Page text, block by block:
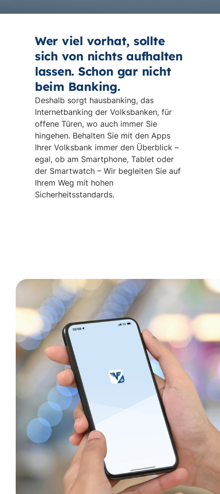
Wer viel vorhat, sollte
sich von nichts aufhalten
lassen. Schon gar nicht
beim Banking.
Deshalb sorgt hausbanking, das
Internetbanking der Volksbanken, für
offene Türen, wo auch immer Sie
hingehen. Behalten Sie mit den Apps
Ihrer Volksbank immer den Überblick –
egal, ob am Smartphone, Tablet oder
der Smartwatch – Wir begleiten Sie auf
Ihrem Weg mit hohen
Sicherheitsstandards.